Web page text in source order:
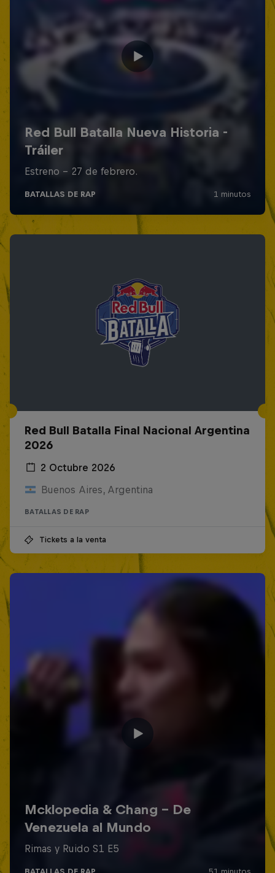
Red Bull Batalla Final Nacional Argentina
2026
2 Octubre 2026
Buenos Aires, Argentina
BATALLAS DE RAP
Tickets a la venta